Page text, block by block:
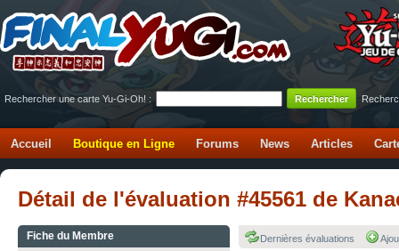
Rechercher une carte Yu-Gi-Oh! :
Accueil Boutique en Ligne Forums News Articles
Détail de l'évaluation #45561 de
Fiche du Membre Dernières évaluations